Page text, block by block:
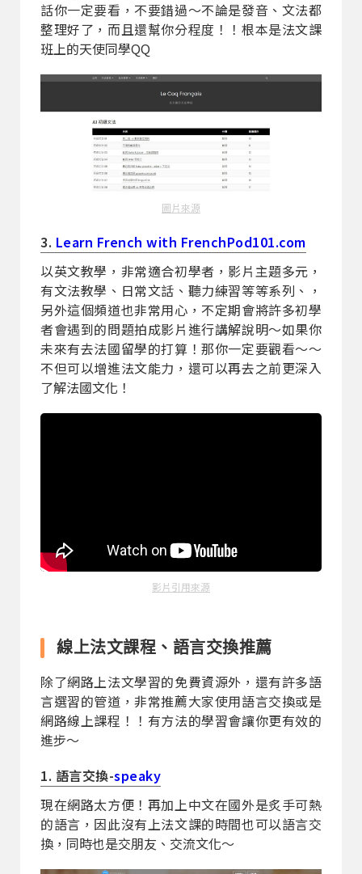
話你一定要看，不要錯過～不論是發音、文法都
整理好了，而且還幫你分程度！！根本是法文課
班上的天使同學QQ
圖片來源
3. Learn French with FrenchPod101.com
以英文教學，非常適合初學者，影片主題多元，
有文法教學、日常文話、聽力練習等等系列、，
另外這個頻道也非常用心，不定期會將許多初學
者會遇到的問題拍成影片進行講解說明～如果你
未來有去法國留學的打算！那你一定要觀看～～
不但可以增進法文能力，還可以再去之前更深入
了解法國文化！
影片引用來源
線上法文課程、語言交換推薦
除了網路上法文學習的免費資源外，還有許多語
言選習的管道，非常推薦大家使用語言交換或是
網路線上課程！！有方法的學習會讓你更有效的
進步～
1. 語言交換-speaky
現在網路太方便！再加上中文在國外是炙手可熱
的語言，因此沒有上法文課的時間也可以語言交
換，同時也是交朋友、交流文化～